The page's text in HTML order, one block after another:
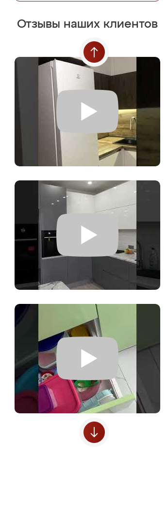
Отзывы наших клиентов